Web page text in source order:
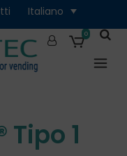
Italiano
e Ricambi
0
Tipo 1